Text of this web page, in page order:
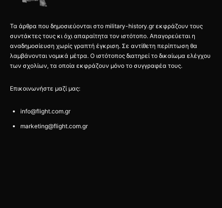
Τα άρθρα που δημοσιεύονται στο military-history.gr εκφράζουν τους
συντάκτες τους κι όχι απαραίτητα τον ιστότοπο. Απαγορεύεται η
αναδημοσίευση χωρίς γραπτή έγκριση. Σε αντίθετη περίπτωση θα
λαμβάνονται νομικά μέτρα. Ο ιστότοπος διατηρεί το δικαίωμα ελέγχου
των σχολίων, τα οποία εκφράζουν μόνο το συγγραφέα τους.
Επικοινωνήστε μαζί μας:
info@flight.com.gr
marketing@flight.com.gr